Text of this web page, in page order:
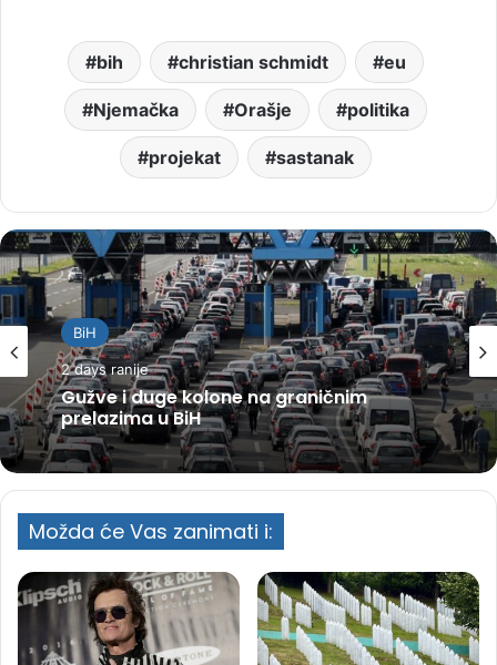
bih christian schmidt eu
Njemačka Orašje politika
projekat sastanak
BiH
2 days ranije
Gužve i duge kolone na graničnim
prelazima u BiH
Možda će Vas zanimati i: